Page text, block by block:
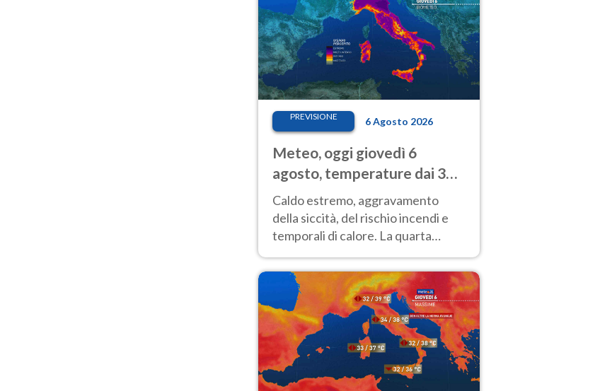
PREVISIONE 6 Agosto 2026
Meteo, oggi giovedì 6
agosto, temperature dai 33
ai 40 gradi
Caldo estremo, aggravamento
della siccità, del rischio incendi e
temporali di calore. La quarta
tregua e durerà fino Ferragosto